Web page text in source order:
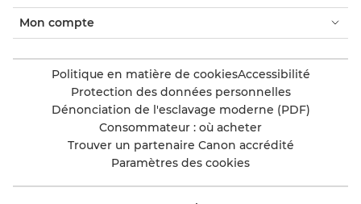
Mon compte
Politique en matière de cookiesAccessibilité
Protection des données personnelles
Dénonciation de l'esclavage moderne (PDF)
Consommateur : où acheter
Trouver un partenaire Canon accrédité
Paramètres des cookies